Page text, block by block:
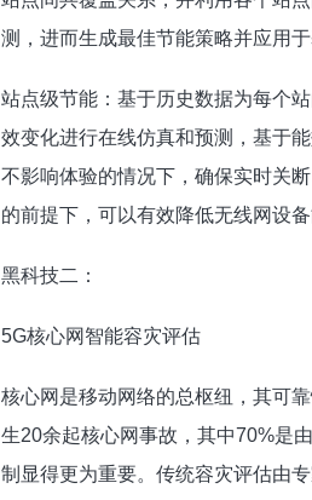
测，进而生成最佳节能策略并应用
站点级节能：基于历史数据为每个
效变化进行在线仿真和预测，基于
不影响体验的情况下，确保实时关
的前提下，可以有效降低无线网设备
黑科技二：
5G核心网智能容灾评估
核心网是移动网络的总枢纽，其可
生20余起核心网事故，其中70%是
制显得更为重要。传统容灾评估由